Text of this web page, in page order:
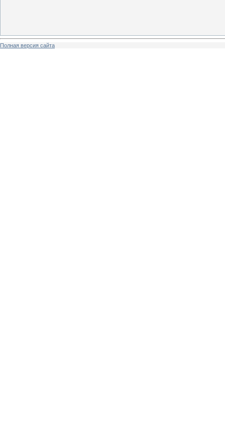
Полная версия сайта